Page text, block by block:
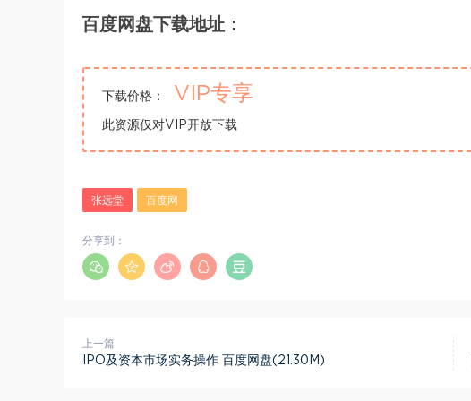
百度网盘下载地址：
下载价格： VIP专享
此资源仅对VIP开放下载
张远堂 百度网
分享到：
上一篇
IPO及资本市场实务操作 百度网盘(21.30M)